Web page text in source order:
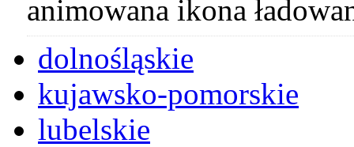
animowana ikona
dolnośląskie
kujawsko-pomorskie
lubelskie